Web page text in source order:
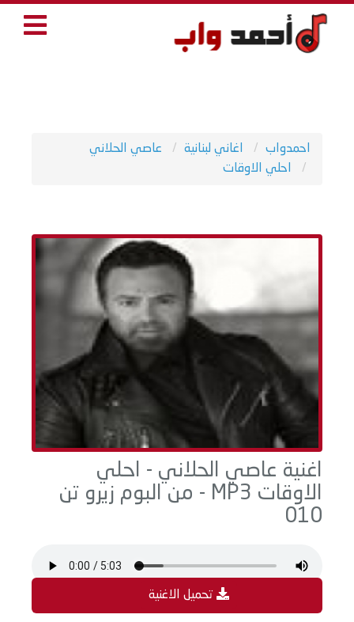
احمدواب اغاني لبنانية
عاصي الحلاني
احلي الاوقات
اغنية عاصي الحلاني - احلي
الاوقات MP3 - من البوم زيرو تن
010
تحميل الاغنية